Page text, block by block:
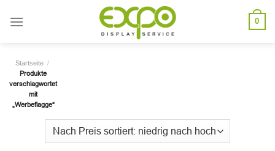
0
Startseite /
Produkte
verschlagwortet
mit
„Werbeflagge“